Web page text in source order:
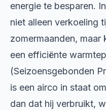
energie te besparen.
niet alleen verkoeling
zomermaanden, maar
een efficiënte
(Seizoensgebonden
is een airco in staat
dan dat hij verbruikt,